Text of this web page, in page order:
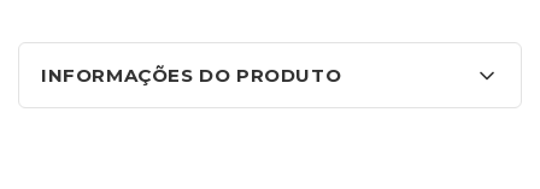
INFORMAÇÕES DO PRODUTO